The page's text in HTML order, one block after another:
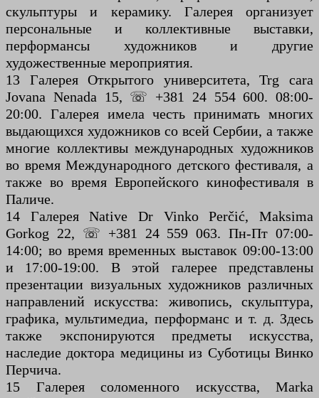
скульптуры и керамику. Галерея организует
персональные и коллективные выставки,
перформансы художников и другие
художественные мероприятия.
13 Галерея Открытого университета, Trg cara
Jovana Nenada 15, ☏ +381 24 554 600. 08:00-
20:00. Галерея имела честь принимать многих
выдающихся художников со всей Сербии, а также
многие коллективы международных художников
во время Международного детского фестиваля, а
также во время Европейского кинофестиваля в
Паличе.
14 Галерея Native Dr Vinko Perčić, Maksima
Gorkog 22, ☏ +381 24 559 063. Пн-Пт 07:00-
14:00; во время временных выставок 09:00-13:00
и 17:00-19:00. В этой галерее представлены
презентации визуальных художников различных
направлений искусства: живопись, скульптура,
графика, мультимедиа, перформанс и т. д. Здесь
также экспонируются предметы искусства,
наследие доктора медицины из Суботицы Винко
Перчича.
15 Галерея соломенного искусства, Marka